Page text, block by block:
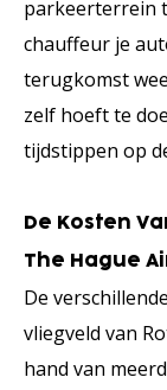
parkeerterrein
chauffeur je
terugkomst
zelf hoeft te
tijdstippen op
De Kosten
The Hague
De
vliegveld van
hand van